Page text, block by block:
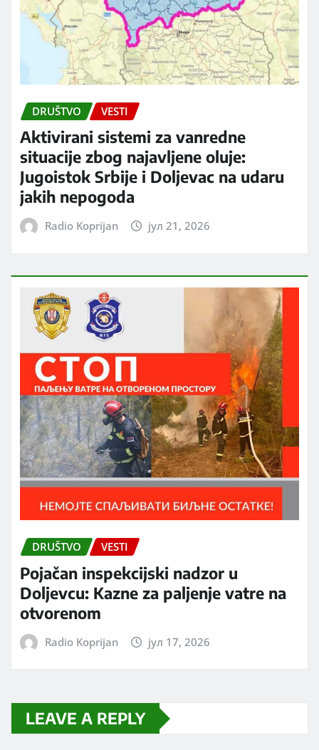
DRUŠTVO VESTI
Aktivirani sistemi za vanredne
situacije zbog najavljene oluje:
Jugoistok Srbije i Doljevac na udaru
jakih nepogoda
Radio Koprijan јул 21, 2026
DRUŠTVO VESTI
Pojačan inspekcijski nadzor u
Doljevcu: Kazne za paljenje vatre na
otvorenom
Radio Koprijan јул 17, 2026
LEAVE A REPLY